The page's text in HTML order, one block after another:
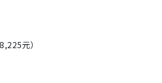
元）